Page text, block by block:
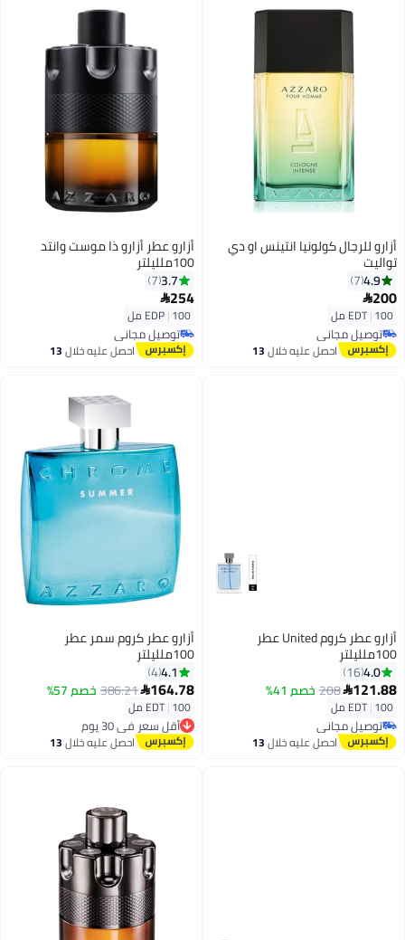
أزارو للرجال كولونيا انتينس او دي
تواليت
4.9
7
200
EDT|100 مل
توصيل مجاني
توصيل مجانياحصل عليه خلال13
أزارو عطر أزارو ذا موست وانتد
100ملليلتر
3.7
7
254
EDP|100 مل
توصيل مجاني
توصيل مجانياحصل عليه خلال13
أزارو عطر كروم United عطر
100ملليلتر
4.0
16
121.88
208 خصم 41%
EDT|100 مل
توصيل مجاني
توصيل مجانياحصل عليه خلال13
أزارو عطر كروم سمر عطر
100ملليلتر
4.1
4
164.78
386.21خصم 57%
EDT|100 ملأقل سعر في 30 يوم
توصيل مجاني
أقل سعر في 30 يوماحصل عليه خلال13